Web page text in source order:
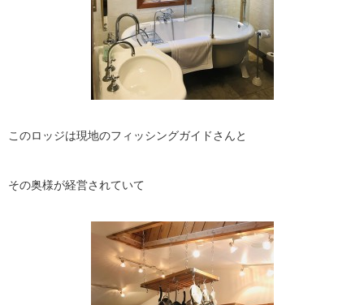
このロッジは現地のフィッシングガイドさんと
その奥様が経営されていて